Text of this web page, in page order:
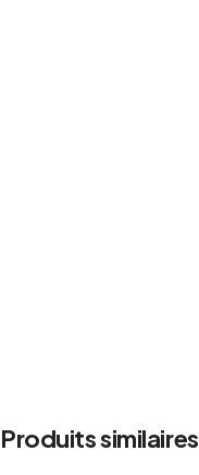
Produits similaires